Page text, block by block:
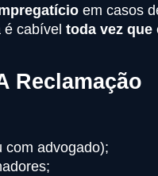
em casos
é cabível toda vez que
Reclamação
com advogado);